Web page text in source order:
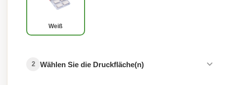
Weiß
2 Wählen Sie die Druckfläche(n)